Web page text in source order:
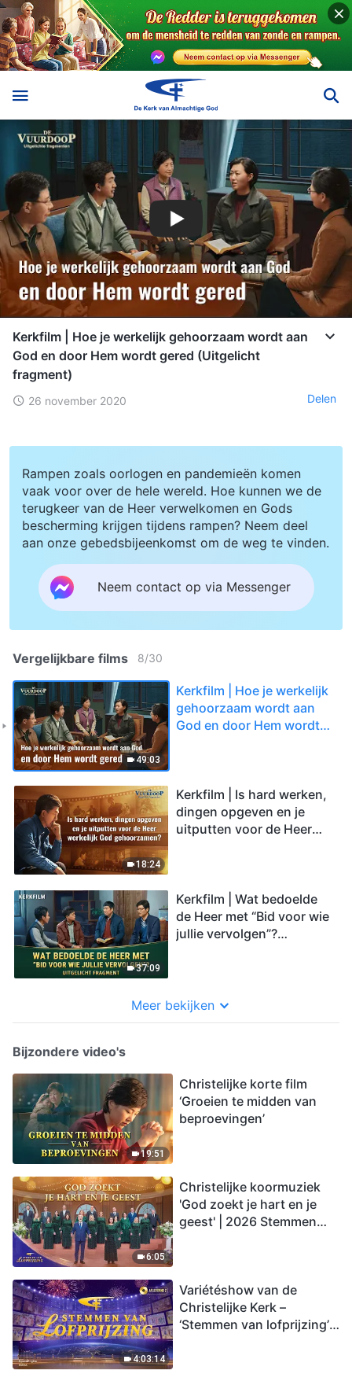
Kerkfilm | Hoe je werkelijk gehoorzaam wordt aan
God en door Hem wordt gered (Uitgelicht
fragment)
26 november 2020 Delen
Rampen zoals oorlogen en pandemieën komen
vaak voor over de hele wereld. Hoe kunnen we de
terugkeer van de Heer verwelkomen en Gods
bescherming krijgen tijdens rampen? Neem deel
aan onze gebedsbijeenkomst om de weg te vinden.
Neem contact op via Messenger
Vergelijkbare films 8/30
49:03
Kerkfilm | Hoe je werkelijk
gehoorzaam wordt aan
God en door Hem wordt
18:24
Kerkfilm | Is hard werken,
dingen opgeven en je
uitputten voor de Heer
37:09
Kerkfilm | Wat bedoelde
de Heer met “Bid voor wie
jullie vervolgen”?
Meer bekijken
Bijzondere video's
19:51
Christelijke korte film
‘Groeien te midden van
beproevingen’
6:05
Christelijke koormuziek
'God zoekt je hart en je
geest' | 2026 Stemmen
4:03:14
Variétéshow van de
Christelijke Kerk –
‘Stemmen van lofprijzing’,